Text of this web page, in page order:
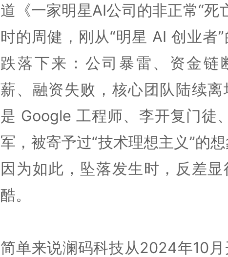
道《一家明星AI公司的非正常“死
时的周健，刚从“明星 AI 创业者
跌落下来：公司暴雷、资金链
薪、融资失败，核心团队陆续离
是 Google 工程师、李开复门徒
军，被寄予过“技术理想主义”的
因为如此，坠落发生时，反差显
酷。
简单来说澜码科技从2024年10月